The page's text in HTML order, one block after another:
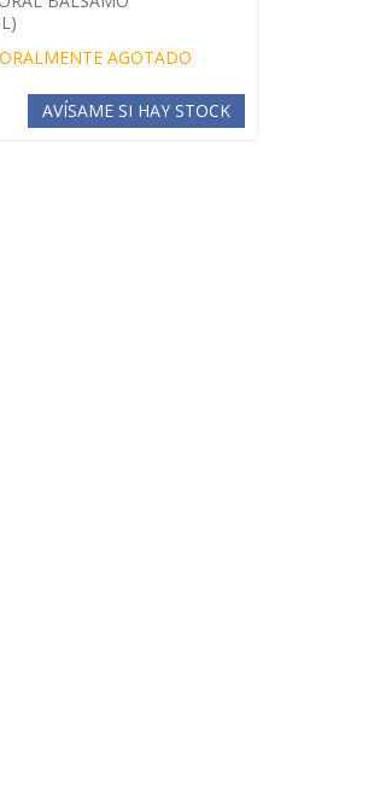
AGOTADO
AVÍSAME SI HAY STOCK